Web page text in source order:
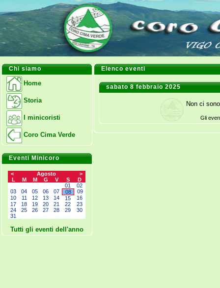
Chi siamo
Home
Storia
I minicoristi
Coro Cima Verde
Eventi Minicoro
< Agosto
>
L
M M G V S
D
01
02
03
04 05 06 07 08
09
10
11 12 13 14 15
16
17
18 19 20 21 22
23
24
25 26 27 28 29
30
31
Tutti gli eventi dell'anno
Elenco eventi
sabato 8 febbraio 2025
Non ci
Gli